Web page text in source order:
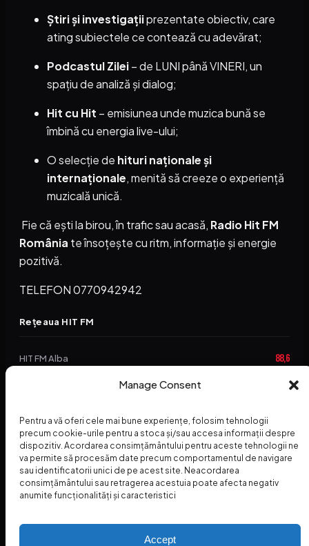
Manage Consent
Pentru a vă oferi cele mai bune experiențe, folosim tehnologii
precum cookie-urile pentru a stoca și/sau accesa informații despre
dispozitiv. Acordarea consimțământului pentru aceste tehnologii ne
va permite să procesăm date precum comportamentul de navigare
sau identificatorii unici de pe acest site. Neacordarea
consimțământului sau retragerea acestuia poate afecta negativ
anumite funcționalități și caracteristici
Accept
Știri și investigațiiprezentate obiectiv, care
ating subiectele ce contează cu adevărat;
Podcastul Zilei– de LUNI până VINERI, un
spațiu de analiză și dialog;
Hit cu Hit – emisiunea unde muzica bună se
îmbină cu energia live-ului;
O selecție de hituri naționale și
internaționale, menită să creeze o experiență
muzicală unică.
Fie că ești la birou, în trafic sau acasă, Radio Hit FM
România te însoțește cu ritm, informație și energie
pozitivă.
TELEFON 0770942942
Rețeaua HIT FM
HIT FM Alba 88,6
94,2
HIT FM Abrud 94,3
HIT FM Horezu 95,1
HIT FM Nehoiu 88,2